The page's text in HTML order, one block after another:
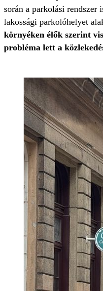
során a parkolási rendszer
lakossági parkolóhelyet
környéken élők szerint
probléma lett a